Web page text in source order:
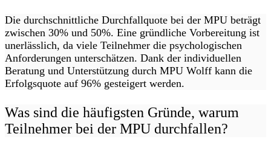
Die durchschnittliche Durchfallquote bei der MPU beträgt
zwischen 30% und 50%. Eine gründliche Vorbereitung ist
unerlässlich, da viele Teilnehmer die psychologischen
Anforderungen unterschätzen. Dank der individuellen
Beratung und Unterstützung durch MPU Wolff kann die
Erfolgsquote auf 96% gesteigert werden.
Was sind die häufigsten Gründe, warum
Teilnehmer bei der MPU durchfallen?